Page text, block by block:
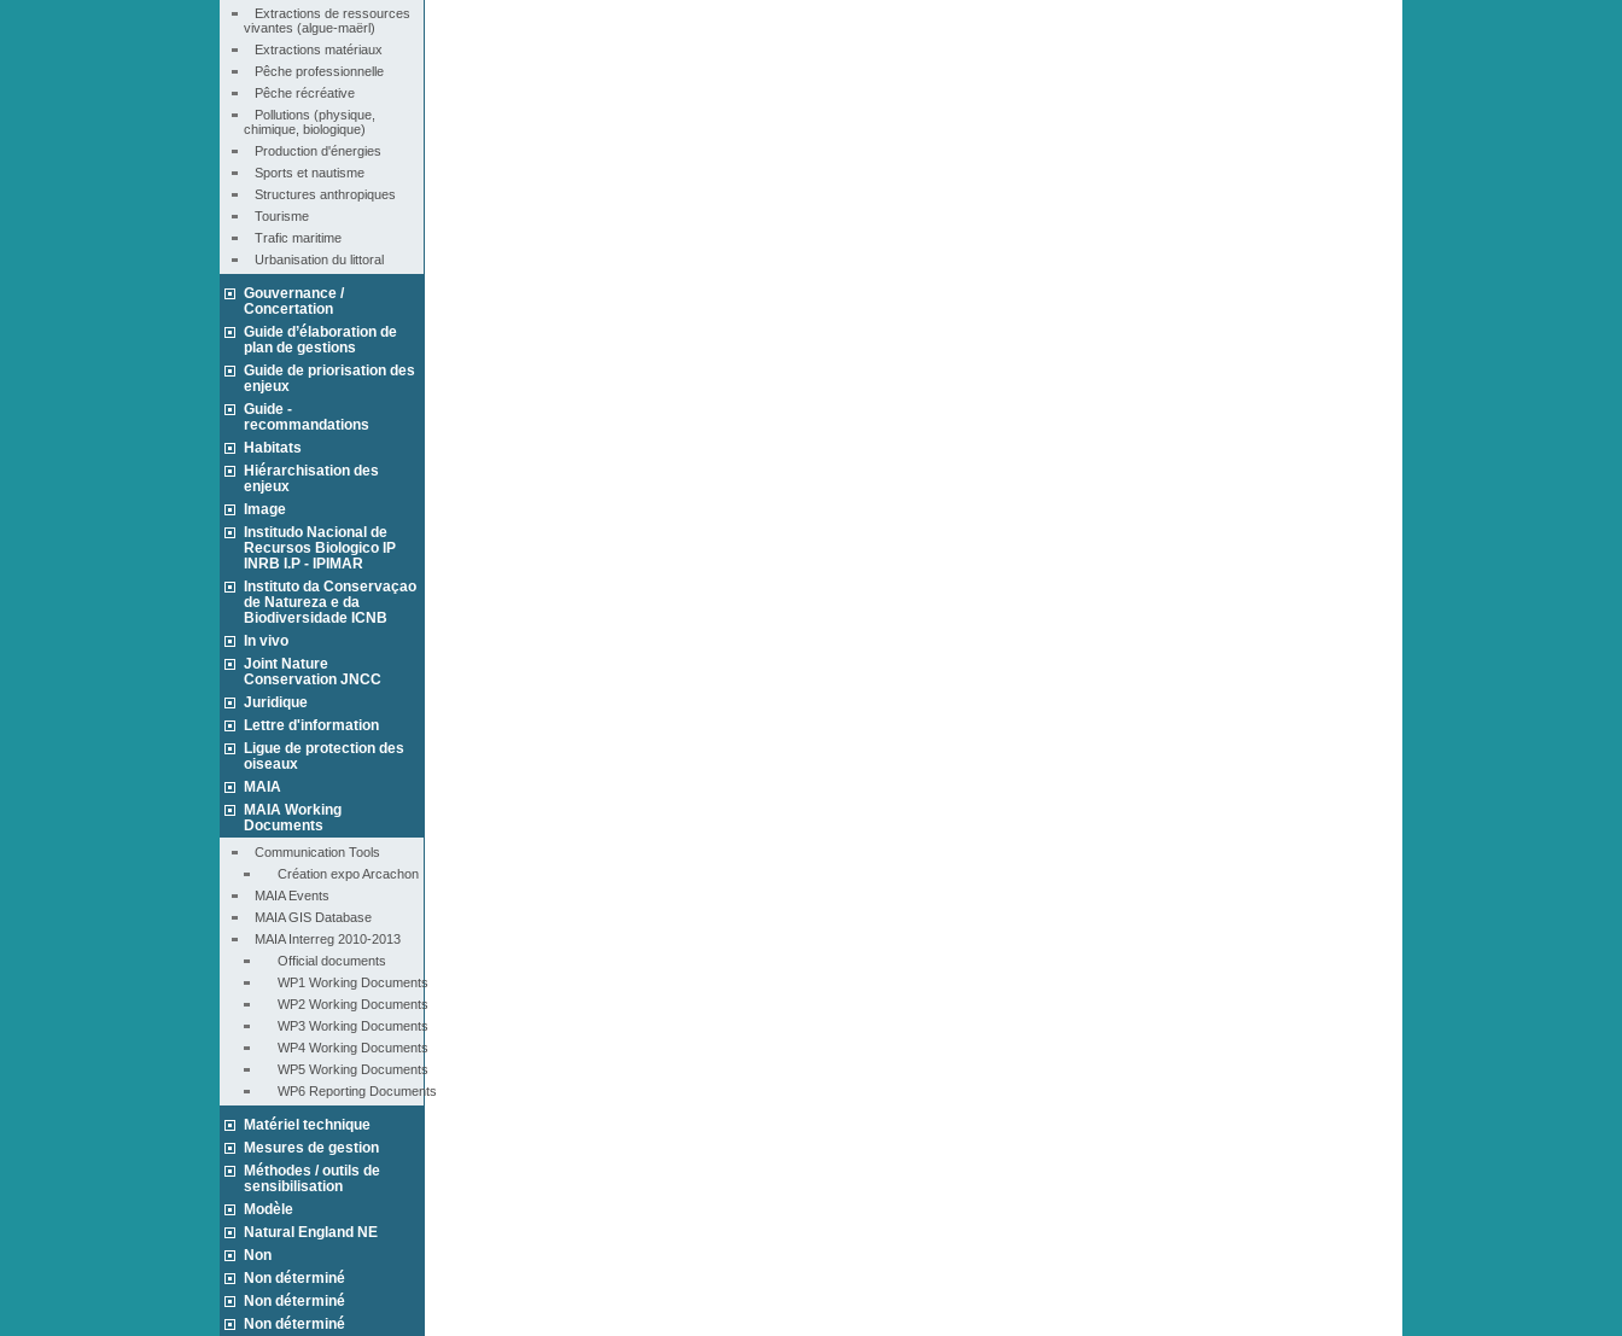
Extractions de ressources
vivantes (algue-maërl)
Extractions matériaux
Pêche professionnelle
Pêche récréative
Pollutions (physique,
chimique, biologique)
Production d'énergies
Sports et nautisme
Structures anthropiques
Tourisme
Trafic maritime
Urbanisation du littoral
Gouvernance /
Concertation
Guide d’élaboration de
plan de gestions
Guide de priorisation des
enjeux
Guide -
recommandations
Habitats
Hiérarchisation des
enjeux
Image
Institudo Nacional de
Recursos Biologico IP
INRB I.P - IPIMAR
Instituto da Conservaçao
de Natureza e da
Biodiversidade ICNB
In vivo
Joint Nature
Conservation JNCC
Juridique
Lettre d'information
Ligue de protection des
oiseaux
MAIA
MAIA Working
Documents
Communication Tools
Création expo Arcachon
MAIA Events
MAIA GIS Database
MAIA Interreg 2010-2013
Official documents
WP1 Working Documents
WP2 Working Documents
WP3 Working Documents
WP4 Working Documents
WP5 Working Documents
WP6 Reporting Documents
Matériel technique
Mesures de gestion
Méthodes / outils de
sensibilisation
Modèle
Natural England NE
Non
Non déterminé
Non déterminé
Non déterminé